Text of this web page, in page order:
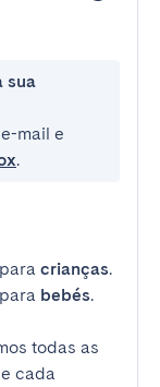
sua
mail e
.
crianças.
bebés.
todas as
cada